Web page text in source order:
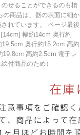
せることができるのも楕
の商品は、器の表面に細か
れています。 ページ最後
幅約14cm 奥行約
奥行約15.2cm 高約
高約2.5cm 電子レ
付商品のため）